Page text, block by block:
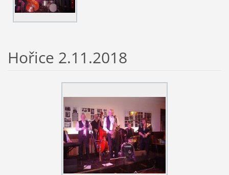
Hořice 2.11.2018